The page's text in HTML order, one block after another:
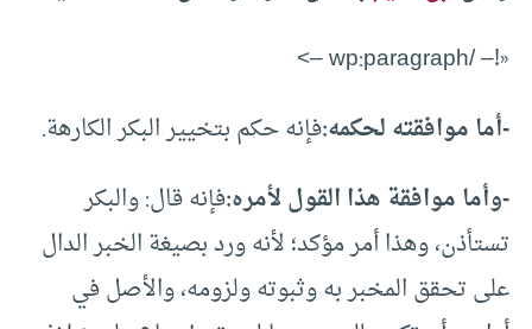
«!– /wp:paragraph –>
-أما موافقته لحكمه:فإنه حكم بتخيير البكر الكارهة.
-وأما موافقة هذا القول لأمره:فإنه قال: والبكر
تستأذن، وهذا أمر مؤكد؛ لأنه ورد بصيغة الخبر الدال
على تحقق المخبر به وثبوته ولزومه، والأصل في